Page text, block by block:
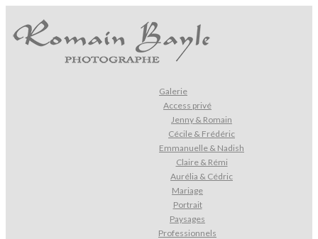
Galerie
Access privé
Jenny & Romain
Cécile & Frédéric
Emmanuelle & Nadish
Claire & Rémi
Aurélia & Cédric
Mariage
Portrait
Paysages
Professionnels